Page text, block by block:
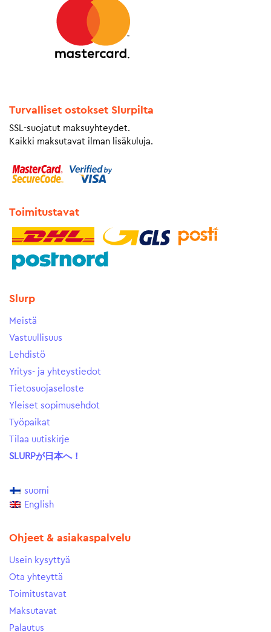
Turvalliset ostokset Slurpilta
SSL-suojatut maksuyhteydet.
Kaikki maksutavat ilman lisäkuluja.
Toimitustavat
Slurp
Meistä
Vastuullisuus
Lehdistö
Yritys- ja yhteystiedot
Tietosuojaseloste
Yleiset sopimusehdot
Työpaikat
Tilaa uutiskirje
SLURPが日本へ！
suomi
English
Ohjeet & asiakaspalvelu
Usein kysyttyä
Ota yhteyttä
Toimitustavat
Maksutavat
Palautus